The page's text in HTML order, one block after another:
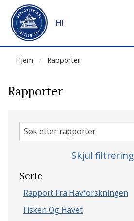
Gå til hovedinnhold
HI
Hjem Rapporter
NOT CACHED
Rapporter
Søk
etter
Skjul filtrering
Serie
Rapport Fra Havforskningen
Fisken Og Havet